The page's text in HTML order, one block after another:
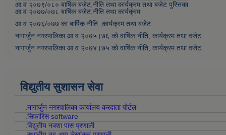
आ.व २०७९/०८० बार्षिक बजेट,नीति तथा कार्यक्रम तथा बजेट पुस्तिका
आ.व २०७७/०७८ बार्षिक बजेट,नीति तथा कार्यक्रम
आ.व २०७६/०७७ का बार्षिक नीति ,कार्यक्रम तथा बजेट
नागार्जुन नगरपालिका आ.व २०७५।७६ को वार्षिक नीति, कार्यक्रम तथा वजेट
नागार्जुन नगरपालिका आ.व २०७४।७५ को वार्षिक नीति, कार्यक्रम तथा वजेट
विद्युतीय सुशासन सेवा
.नागार्जुन नगरपालिका कार्यालय करदाता पोर्टल
.सिफारिस software
.विद्युतीय नक्शा पास प्रणाली